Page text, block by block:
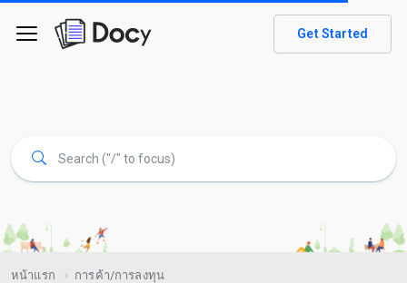
Get Started
หน้าแรก
การค้า/การลงทุน